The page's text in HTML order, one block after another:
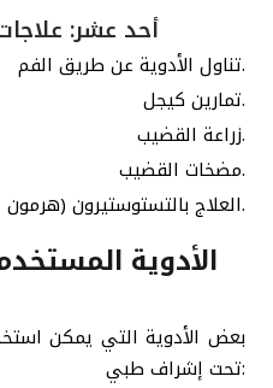
أحد عشر:
تناول الأدوية عن طريق الفم.
تمارين كيجل.
زراعة القضيب.
مضخات القضيب.
العلاج بالتستوستيرون (هرمون الذكورة).
الأدوية
بعض الأدوية التي يمكن
تحت إشراف طبي: